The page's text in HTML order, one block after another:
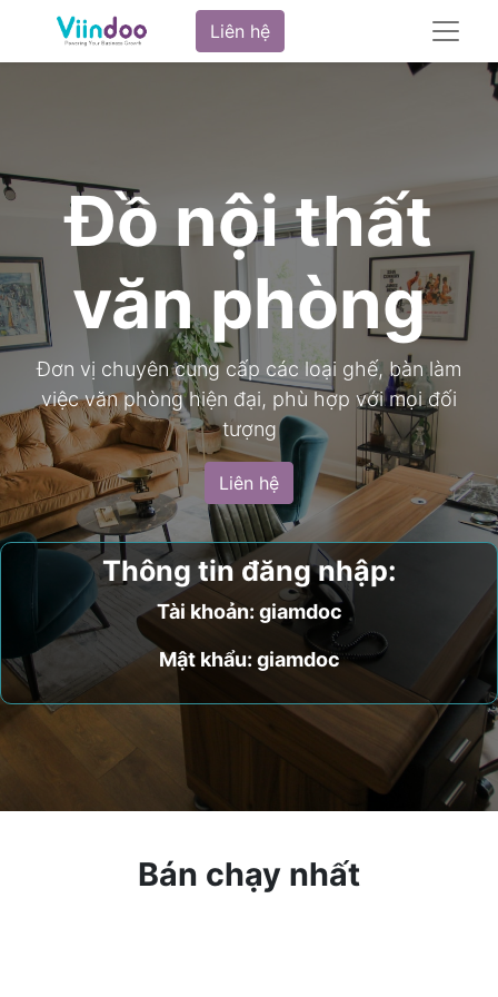
Liên hệ
Đồ nội thất
văn phòng
Đơn vị chuyên cung cấp các loại ghế, bàn làm
việc văn phòng hiện đại, phù hợp với mọi đối
tượng
Liên hệ
Thông tin đăng nhập:
Tài khoản: giamdoc
Mật khẩu: giamdoc
Bán chạy nhất